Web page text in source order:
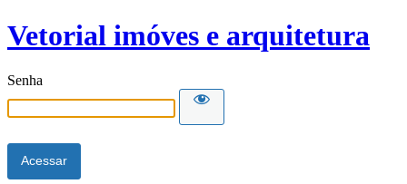
Vetorial imóves e arquitetura
Senha